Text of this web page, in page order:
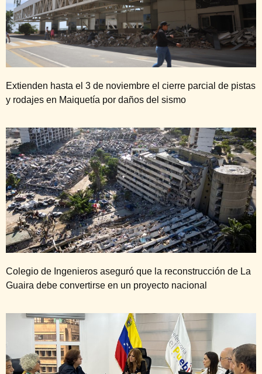
Extienden hasta el 3 de noviembre el cierre parcial de pistas
y rodajes en Maiquetía por daños del sismo
Colegio de Ingenieros aseguró que la reconstrucción de La
Guaira debe convertirse en un proyecto nacional